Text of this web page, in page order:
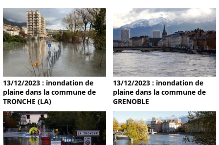
13/12/2023 : inondation de
plaine dans la commune de
TRONCHE (LA)
13/12/2023 : inondation de
plaine dans la commune de
GRENOBLE